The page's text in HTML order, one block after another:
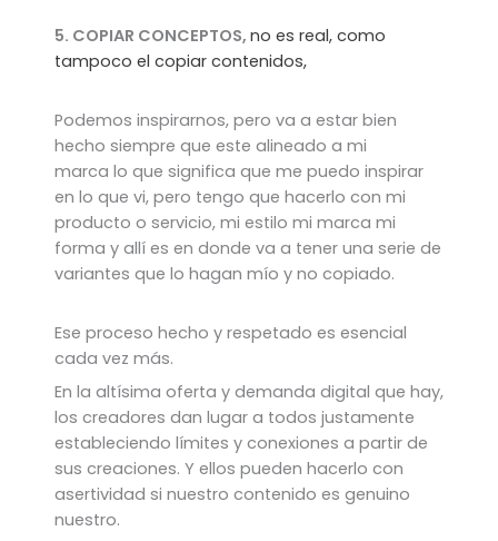
5. COPIAR CONCEPTOS, no es real, como
tampoco el copiar contenidos,
Podemos inspirarnos, pero va a estar bien
hecho siempre que este alineado a mi
marca lo que significa que me puedo inspirar
en lo que vi, pero tengo que hacerlo con mi
producto o servicio, mi estilo mi marca mi
forma y allí es en donde va a tener una serie de
variantes que lo hagan mío y no copiado.
Ese proceso hecho y respetado es esencial
cada vez más.
En la altísima oferta y demanda digital que hay,
los creadores dan lugar a todos justamente
estableciendo límites y conexiones a partir de
sus creaciones. Y ellos pueden hacerlo con
asertividad si nuestro contenido es genuino
nuestro.